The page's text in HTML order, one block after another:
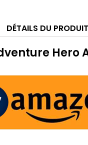
DÉTAILS DU PRODUIT
Hero